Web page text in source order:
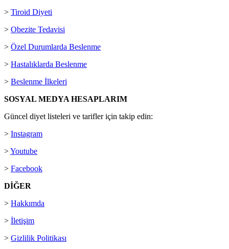
> Tiroid Diyeti
> Obezite Tedavisi
> Özel Durumlarda Beslenme
> Hastalıklarda Beslenme
> Beslenme İlkeleri
SOSYAL MEDYA HESAPLARIM
Güncel diyet listeleri ve tarifler için takip edin:
> Instagram
>Youtube
> Facebook
DİĞER
> Hakkımda
> İletişim
> Gizlilik Politikası